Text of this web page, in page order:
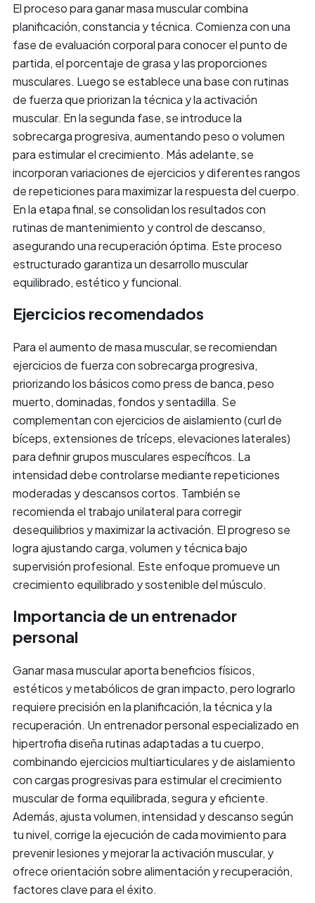
El proceso para ganar masa muscular combina
planificación, constancia y técnica. Comienza con una
fase de evaluación corporal para conocer el punto de
partida, el porcentaje de grasa y las proporciones
musculares. Luego se establece una base con rutinas
de fuerza que priorizan la técnica y la activación
muscular. En la segunda fase, se introduce la
sobrecarga progresiva, aumentando peso o volumen
para estimular el crecimiento. Más adelante, se
incorporan variaciones de ejercicios y diferentes rangos
de repeticiones para maximizar la respuesta del cuerpo.
En la etapa final, se consolidan los resultados con
rutinas de mantenimiento y control de descanso,
asegurando una recuperación óptima. Este proceso
estructurado garantiza un desarrollo muscular
equilibrado, estético y funcional.
Ejercicios recomendados
Para el aumento de masa muscular, se recomiendan
ejercicios de fuerza con sobrecarga progresiva,
priorizando los básicos como press de banca, peso
muerto, dominadas, fondos y sentadilla. Se
complementan con ejercicios de aislamiento (curl de
bíceps, extensiones de tríceps, elevaciones laterales)
para definir grupos musculares específicos. La
intensidad debe controlarse mediante repeticiones
moderadas y descansos cortos. También se
recomienda el trabajo unilateral para corregir
desequilibrios y maximizar la activación. El progreso se
logra ajustando carga, volumen y técnica bajo
supervisión profesional. Este enfoque promueve un
crecimiento equilibrado y sostenible del músculo.
Importancia de un entrenador
personal
Ganar masa muscular aporta beneficios físicos,
estéticos y metabólicos de gran impacto, pero lograrlo
requiere precisión en la planificación, la técnica y la
recuperación. Un entrenador personal especializado en
hipertrofia diseña rutinas adaptadas a tu cuerpo,
combinando ejercicios multiarticulares y de aislamiento
con cargas progresivas para estimular el crecimiento
muscular de forma equilibrada, segura y eficiente.
Además, ajusta volumen, intensidad y descanso según
tu nivel, corrige la ejecución de cada movimiento para
prevenir lesiones y mejorar la activación muscular, y
ofrece orientación sobre alimentación y recuperación,
factores clave para el éxito.